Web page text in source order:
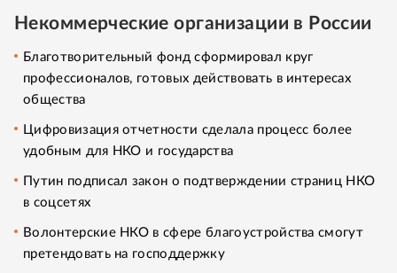
Некоммерческие организации в России
Благотворительный фонд сформировал круг
профессионалов, готовых действовать в интересах
общества
Цифровизация отчетности сделала процесс более
удобным для НКО и государства
Путин подписал закон о подтверждении страниц НКО
в соцсетях
Волонтерские НКО в сфере благоустройства смогут
претендовать на господдержку